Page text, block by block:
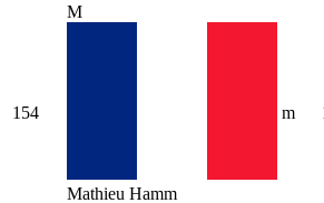
154
M
Mathieu Hamm
m